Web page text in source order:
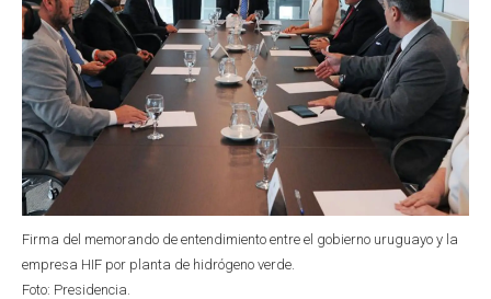
Firma del memorando de entendimiento entre el gobierno uruguayo y la
empresa HIF por planta de hidrógeno verde.
Foto: Presidencia.